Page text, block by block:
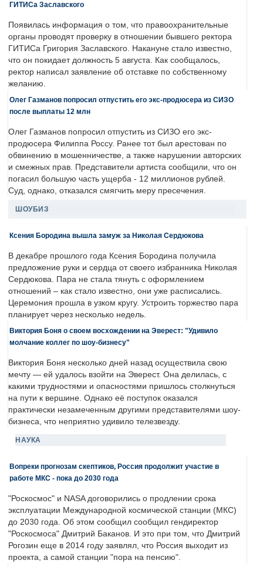
ГИТИСа Заславского
Появилась информация о том, что правоохранительные
органы проводят проверку в отношении бывшего ректора
ГИТИСа Григория Заславского. Накануне стало известно,
что он покидает должность 5 августа. Как сообщалось,
ректор написал заявление об отставке по собственному
желанию.
Олег Газманов попросил отпустить его экс-продюсера из СИЗО
после выплаты 12 млн
Олег Газманов попросил отпустить из СИЗО его экс-
продюсера Филиппа Россу. Ранее тот был арестован по
обвинению в мошенничестве, а также нарушении авторских
и смежных прав. Представители артиста сообщили, что он
погасил большую часть ущерба - 12 миллионов рублей.
Суд, однако, отказался смягчить меру пресечения.
ШОУБИЗ
Ксения Бородина вышла замуж за Николая Сердюкова
В декабре прошлого года Ксения Бородина получила
предложение руки и сердца от своего избранника Николая
Сердюкова. Пара не стала тянуть с оформлением
отношений – как стало известно, они уже расписались.
Церемония прошла в узком кругу. Устроить торжество пара
планирует через несколько недель.
Виктория Боня о своем восхождении на Эверест: "Удивило
молчание коллег по шоу-бизнесу"
Виктория Боня несколько дней назад осуществила свою
мечту — ей удалось взойти на Эверест. Она делилась, с
какими трудностями и опасностями пришлось столкнуться
на пути к вершине. Однако её поступок оказался
практически незамеченным другими представителями шоу-
бизнеса, что неприятно удивило телезвезду.
НАУКА
Вопреки прогнозам скептиков, Россия продолжит участие в
работе МКС - пока до 2030 года
"Роскосмос" и NASA договорились о продлении срока
эксплуатации Международной космической станции (МКС)
до 2030 года. Об этом сообщил сообщил гендиректор
"Роскосмоса" Дмитрий Баканов. И это при том, что Дмитрий
Рогозин еще в 2014 году заявлял, что Россия выходит из
проекта, а самой станции "пора на пенсию".